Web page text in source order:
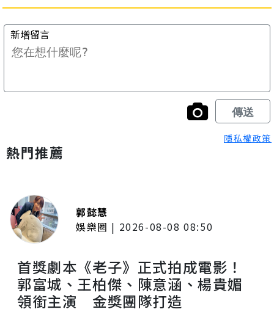
隱私權政策
熱門推薦
郭懿慧
娛樂圈 | 2026-08-08 08:50
首獎劇本《老子》正式拍成電影！
郭富城、王柏傑、陳意涵、楊貴媚
領銜主演 金獎團隊打造